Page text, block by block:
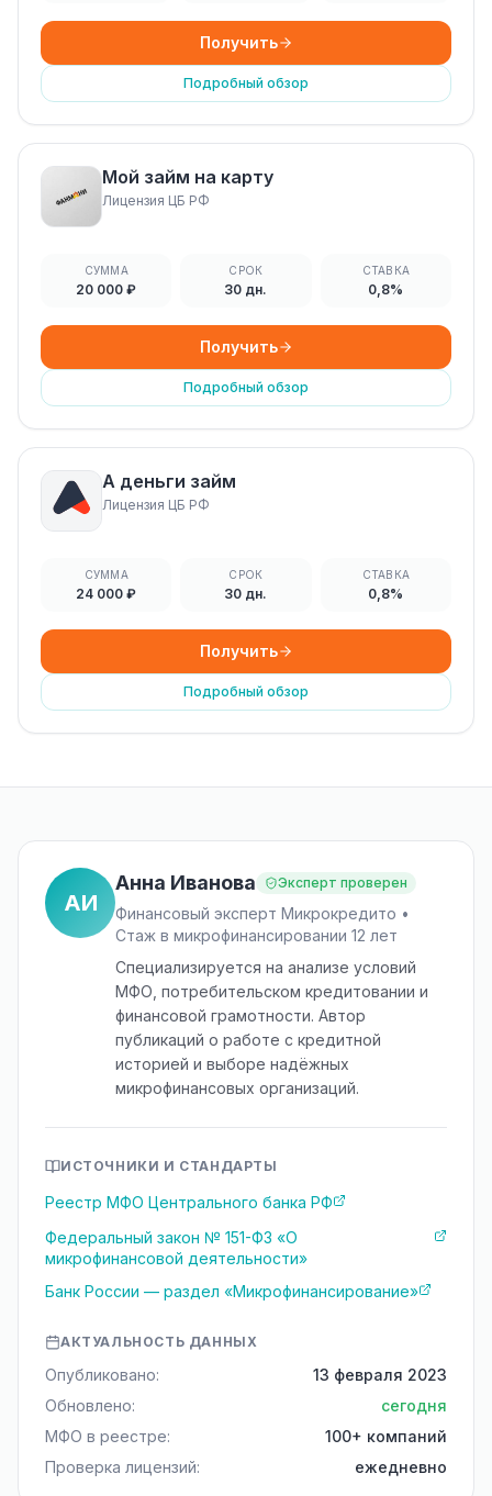
Получить
Подробный обзор
Мой займ на карту
Лицензия ЦБ РФ
СУММА
20 000 ₽
СРОК
30 дн.
СТАВКА
0,8%
Получить
Подробный обзор
А деньги займ
Лицензия ЦБ РФ
СУММА
24 000 ₽
СРОК
30 дн.
СТАВКА
0,8%
Получить
Подробный обзор
АИ
Анна Иванова Эксперт проверен
Финансовый эксперт Микрокредито •
Стаж в микрофинансировании 12 лет
Специализируется на анализе условий
МФО, потребительском кредитовании и
финансовой грамотности. Автор
публикаций о работе с кредитной
историей и выборе надёжных
микрофинансовых организаций.
ИСТОЧНИКИ И СТАНДАРТЫ
Реестр МФО Центрального банка РФ
Федеральный закон № 151-ФЗ «О
микрофинансовой деятельности»
Банк России — раздел «Микрофинансирование»
АКТУАЛЬНОСТЬ ДАННЫХ
Опубликовано:
13 февраля 2023
Обновлено:
сегодня
МФО в реестре:
100+ компаний
Проверка лицензий:
ежедневно